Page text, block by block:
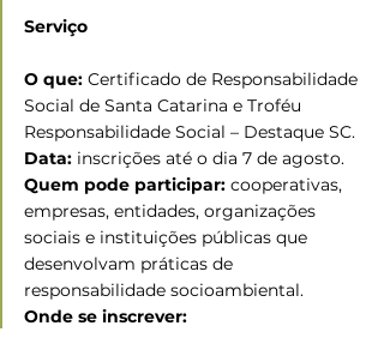
Serviço
O que: Certificado de Responsabilidade
Social de Santa Catarina e Troféu
Responsabilidade Social – Destaque SC.
Data: inscrições até o dia 7 de agosto.
Quem pode participar: cooperativas,
empresas, entidades, organizações
sociais e instituições públicas que
desenvolvam práticas de
responsabilidade socioambiental.
Onde se inscrever: